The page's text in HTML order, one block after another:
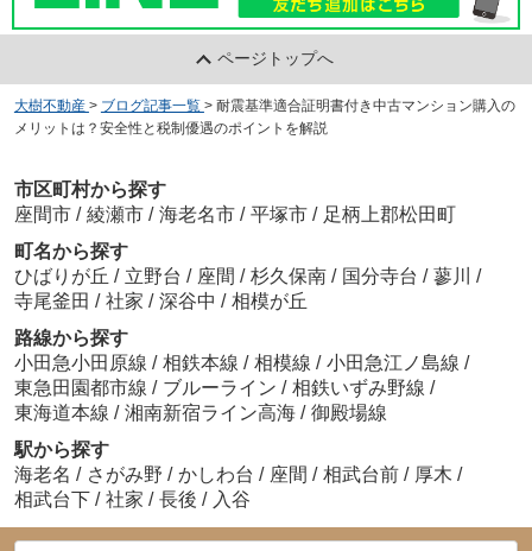
ページトップへ
大樹不動産 > ブログ記事一覧 > 耐震基準適合証明書付き中古マンション購入の
メリットは？安全性と税制優遇のポイントを解説
市区町村から探す
座間市 / 綾瀬市 / 海老名市 / 平塚市 / 足柄上郡松田町
町名から探す
ひばりが丘 / 立野台 / 座間 / 杉久保南 / 国分寺台 / 蓼川 /
寺尾釜田 / 社家 / 深谷中 / 相模が丘
路線から探す
小田急小田原線 / 相鉄本線 / 相模線 / 小田急江ノ島線 /
東急田園都市線 / ブルーライン / 相鉄いずみ野線 /
東海道本線 / 湘南新宿ライン高海 / 御殿場線
駅から探す
海老名 / さがみ野 / かしわ台 / 座間 / 相武台前 / 厚木 /
相武台下 / 社家 / 長後 / 入谷